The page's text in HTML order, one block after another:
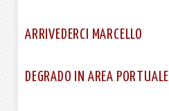
ARRIVEDERCI MARCELLO
DEGRADO IN AREA PORTUALE